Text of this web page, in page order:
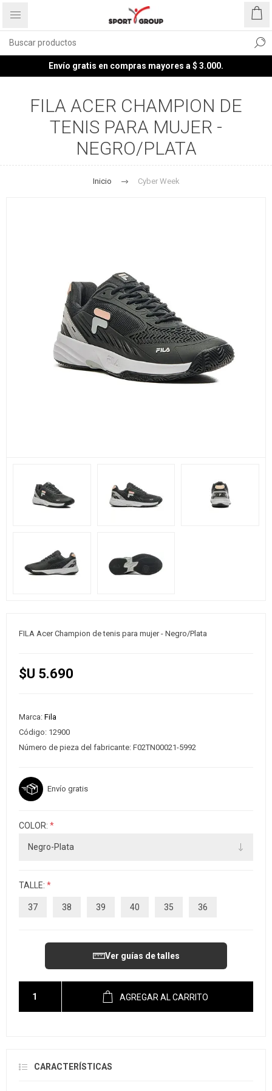
Envío gratis en compras mayores a $ 3.000.
FILA ACER CHAMPION DE
TENIS PARA MUJER -
NEGRO/PLATA
Inicio Cyber Week
FILA Acer Champion de tenis para mujer - Negro/Plata
$U 5.690
Marca: Fila
Código: 12900
Número de pieza del fabricante: F02TN00021-5992
Envío gratis
COLOR: *
TALLE: *
37 38 39 40 35 36
Ver guías de talles
AGREGAR AL CARRITO
CARACTERÍSTICAS